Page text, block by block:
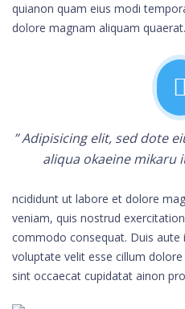
quianon quam eius modi
dolore magnam aliquam quaerat.
” Adipisicing elit, sed dote
aliqua okaeine mikaru
ncididunt ut labore et dolore
veniam, quis nostrud
commodo consequat. Duis aute
voluptate velit esse cillum
sint occaecat cupidatat ainon